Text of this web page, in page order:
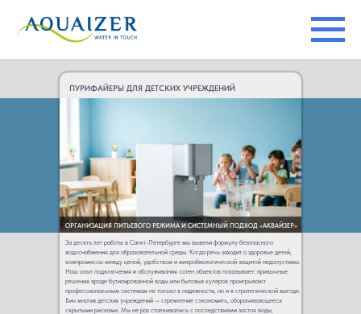
Главная → Новости → Пурифайеры для детских учреждений
За десять лет работы в Санкт-Петербурге мы вывели формулу безопасного
водоснабжения для образовательной среды. Когда речь заходит о здоровье детей,
компромиссы между ценой, удобством и микробиологической защитой недопустимы.
Наш опыт подключения и обслуживания сотен объектов показывает: привычные
решения вроде бутилированной воды или бытовых кулеров проигрывают
профессиональным системам не только в надежности, но и в стратегической выгоде.
Бич многих детских учреждений — стремление сэкономить, оборачивающееся
скрытыми рисками. Мы не раз сталкивались с последствиями застоя воды,
ОРГАНИЗАЦИЯ ПИТЬЕВОГО РЕЖИМА И СИСТЕМНЫЙ ПОДХОД «АКВАЙЗЕР»
ПУРИФАЙЕРЫ ДЛЯ ДЕТСКИХ УЧРЕЖДЕНИЙ